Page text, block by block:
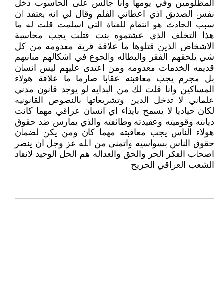
المظلومين وفي يومها وانا جالس على الحاسوب دخل
نفس الصديق اذي اعطاني الفلم وقال لي انه يعتقد ان
سبب الحادث هو انتقام للفتاة التي اسلمت قلت له ما
هذا التخلف الذي عشتموه بنت قتلت يجب محاسبة
الاشخاص الذين قتلوها ما علاقة قرية معدومه من كل
شي يلحقهم الفقر والبطاله والجوع في اشكالهم مبانيهم
قديمه الخدمات معدومه ومن اعتدى عليهم ليس انسان
بل مجرم يجب معاقبته عقابا صارما ما علاقة هولاء
المساكين وانا قلت لك من البدايه لو يوجد قانون مدني
علماني لا تدخل الدين وتشريعاتها بالنصوص القانونيه
لكان حياديا لا يسمح بايذاء اي انسان عراقي مهما كانت
ديانته وقوميته وعقيدته وطائفته والذي يمارس ضد حقوق
هولاء الناس يجب معاقبته مهما كان ومن يكن لضمان
حقوق الناس بسواسيه واتمنى من الله عز وجل ان ينصر
اصحاب الفكر الحر والحق والعداله هم الحل الوحيد لانقاذ
الشعب العراقي الجريح